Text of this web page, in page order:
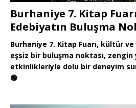
Burhaniye 7. Kitap
Edebiyatın Buluşma
Burhaniye 7. Kitap Fuarı, kültür
eşsiz bir buluşma noktası, zengin
etkinlikleriyle dolu bir deneyim
🟢